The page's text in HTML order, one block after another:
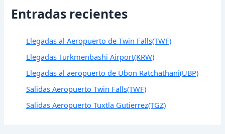
Entradas recientes
Llegadas al Aeropuerto de Twin Falls(TWF)
Llegadas Turkmenbashi Airport(KRW)
Llegadas al aeropuerto de Ubon Ratchathani(UBP)
Salidas Aeropuerto Twin Falls(TWF)
Salidas Aeropuerto Tuxtla Gutierrez(TGZ)